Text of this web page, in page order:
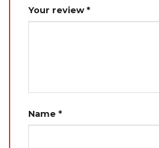
Your review*
Name *